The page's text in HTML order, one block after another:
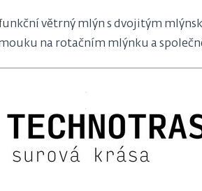
větrný mlýn s dvojitým
na rotačním mlýnku a